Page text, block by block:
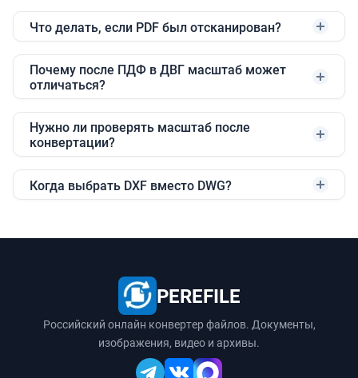
Что делать, если PDF был отсканирован?
Почему после ПДФ в ДВГ масштаб может
отличаться?
Нужно ли проверять масштаб после
конвертации?
Когда выбрать DXF вместо DWG?
PEREFILE
Российский онлайн конвертер файлов. Документы,
изображения, видео и архивы.